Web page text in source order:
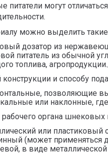
питатели могут
можно выделить такие
дозатор из
питатель из обычной
топлива,
и способу
позволяющие
или наклонные,
рабочего органа
или пластиковый
(может применяться
в виде металлической